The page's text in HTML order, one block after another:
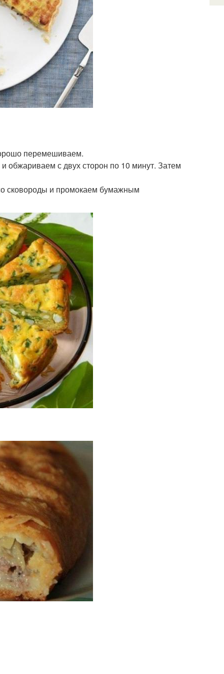
перемешиваем.
обжариваем с двух сторон по 10 минут. Затем
сковороды и промокаем бумажным